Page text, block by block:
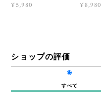
¥5,980 ¥8,980
ショップの評価
すべて